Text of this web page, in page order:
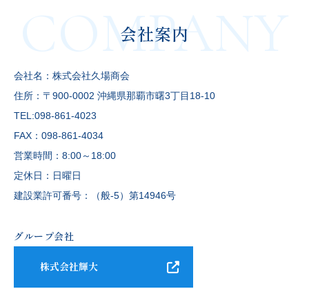
会社案内
会社名：株式会社久場商会
住所：〒900-0002 沖縄県那覇市曙3丁目18-10
TEL:098-861-4023
FAX：098-861-4034
営業時間：8:00～18:00
定休日：日曜日
建設業許可番号：（般-5）第14946号
グループ会社
株式会社輝大